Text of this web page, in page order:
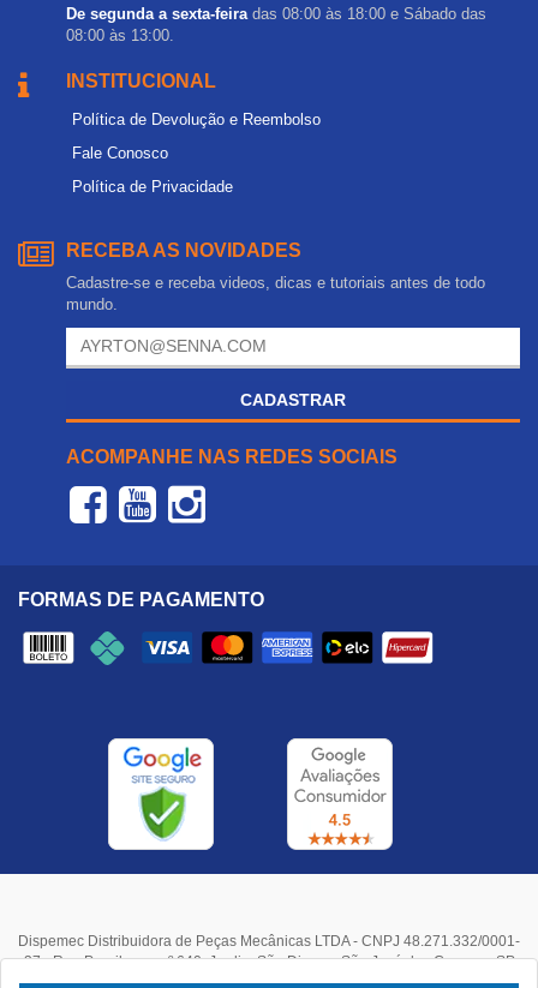
De segunda a sexta-feira das 08:00 às 18:00 e Sábado das
08:00 às 13:00.
INSTITUCIONAL
Política de Devolução e Reembolso
Fale Conosco
Política de Privacidade
RECEBA AS NOVIDADES
Cadastre-se e receba videos, dicas e tutoriais antes de todo
mundo.
CADASTRAR
ACOMPANHE NAS REDES SOCIAIS
FORMAS DE PAGAMENTO
Dispemec Distribuidora de Peças Mecânicas LTDA - CNPJ 48.271.332/0001-
37 - Rua Paraibuna, nº 640, Jardim São Dimas - São José dos Campos, SP